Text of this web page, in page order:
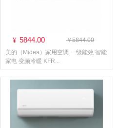
¥ 5844.00
￥5844.00
美的（Midea）家用空调 一级能效 智能
家电 变频冷暖 KFR...